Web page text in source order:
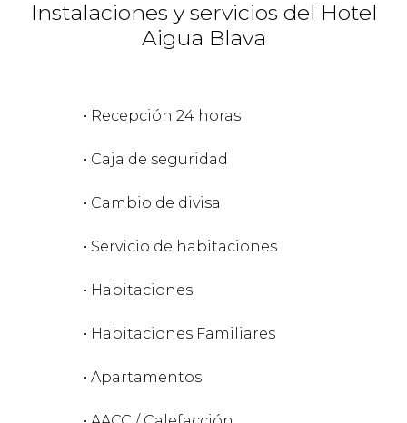
Instalaciones y servicios del Hotel
Aigua Blava
• Recepción 24 horas
• Caja de seguridad
• Cambio de divisa
• Servicio de habitaciones
• Habitaciones
• Habitaciones Familiares
• Apartamentos